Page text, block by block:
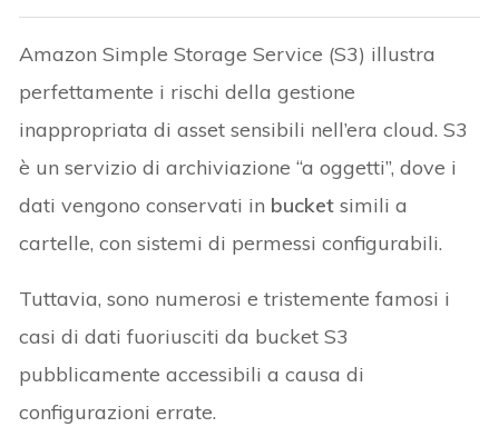
Amazon Simple Storage Service (S3) illustra
perfettamente i rischi della gestione
inappropriata di asset sensibili nell’era cloud. S3
è un servizio di archiviazione “a oggetti”, dove i
dati vengono conservati in bucket simili a
cartelle, con sistemi di permessi configurabili.
Tuttavia, sono numerosi e tristemente famosi i
casi di dati fuoriusciti da bucket S3
pubblicamente accessibili a causa di
configurazioni errate.